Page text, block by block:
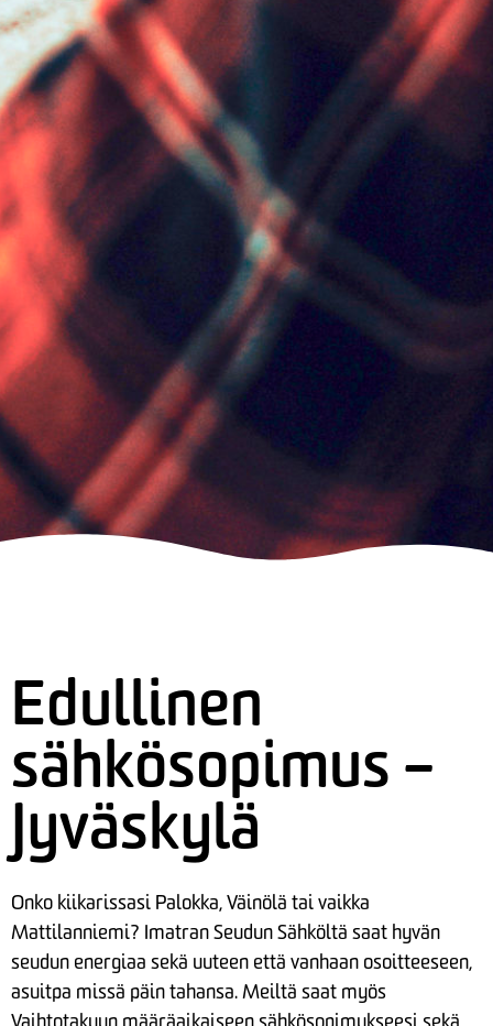
Edullinen
sähkösopimus –
Jyväskylä
Onko kiikarissasi Palokka, Väinölä tai vaikka
Mattilanniemi? Imatran Seudun Sähköltä saat hyvän
seudun energiaa sekä uuteen että vanhaan osoitteeseen,
asuitpa missä päin tahansa. Meiltä saat myös
Vaihtotakuun määräaikaiseen sähkösopimukseesi sekä